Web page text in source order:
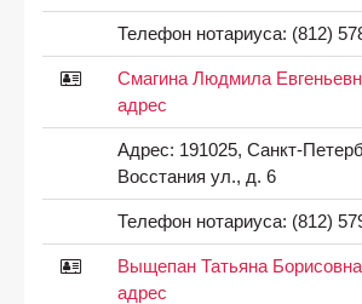
Телефон нотариуса: (812)
Смагина Людмила
адрес
Адрес: 191025, Санкт-
Восстания ул., д. 6
Телефон нотариуса: (812)
Выщепан Татьяна
адрес